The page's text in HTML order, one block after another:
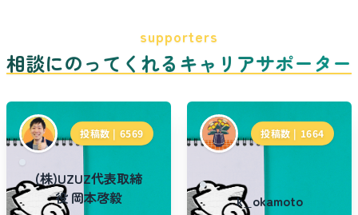
supporters
相談にのってくれるキャリアサポーター
投稿数 | 6569
(株)UZUZ代表取締
役 岡本啓毅
投稿数 | 1664
k_okamoto